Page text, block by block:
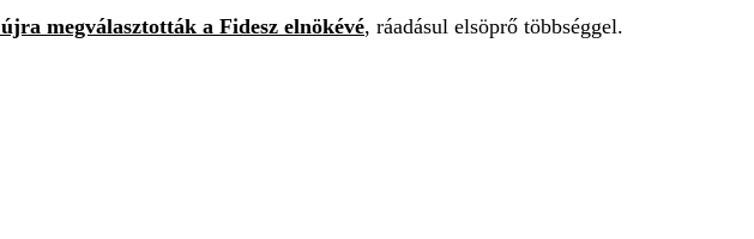
újra megválasztották a Fidesz elnökévé, ráadásul elsöprő többséggel.